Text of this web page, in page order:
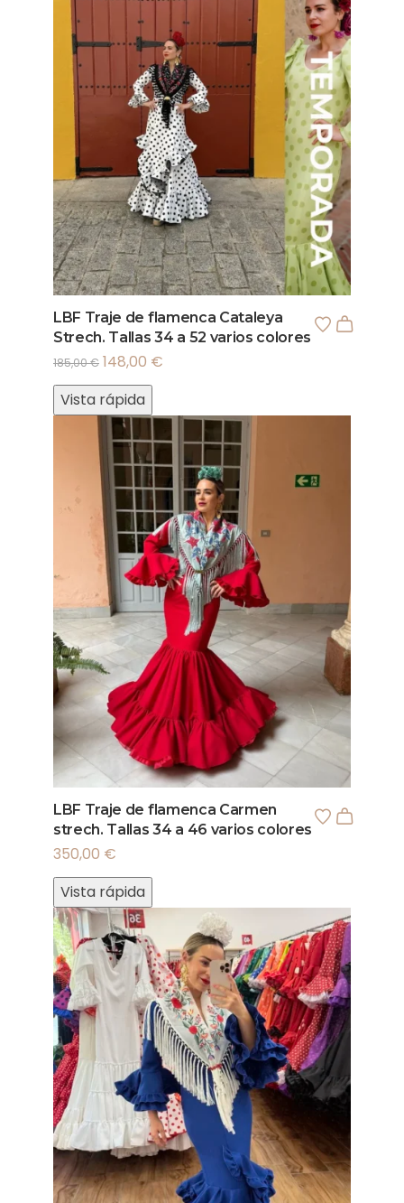
LBF Traje de flamenca Cataleya
Strech. Tallas 34 a 52 varios colores
185,00€ 148,00 €
Vista rápida
LBF Traje de flamenca Carmen
strech. Tallas 34 a 46 varios colores
350,00 €
Vista rápida